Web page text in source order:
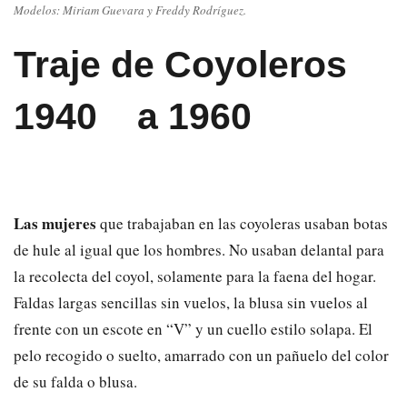
Modelos: Miriam Guevara y Freddy Rodríguez.
Traje de Coyoleros
1940 a 1960
Las mujeres que trabajaban en las coyoleras usaban botas
de hule al igual que los hombres. No usaban delantal para
la recolecta del coyol, solamente para la faena del hogar.
Faldas largas sencillas sin vuelos, la blusa sin vuelos al
frente con un escote en “V” y un cuello estilo solapa. El
pelo recogido o suelto, amarrado con un pañuelo del color
de su falda o blusa.